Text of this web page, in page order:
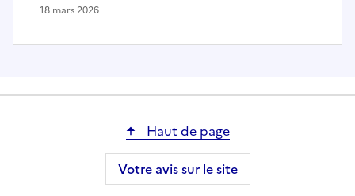
18 mars 2026
Haut de page
Votre avis sur le site